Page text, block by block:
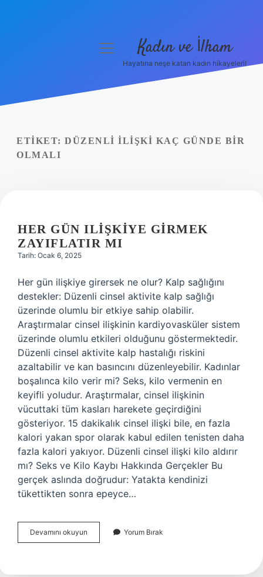
Yasal Uyarı
menüyü
Kadın ve İlham
Hayatına neşe katan kadın hikayeleri!
ETIKET: DÜZENLI ILIŞKI KAÇ GÜNDE BIR
OLMALI
HER GÜN ILIŞKIYE GIRMEK
ZAYIFLATIR MI
Tarih: Ocak 6, 2025
Her gün ilişkiye girersek ne olur? Kalp sağlığını
destekler: Düzenli cinsel aktivite kalp sağlığı
üzerinde olumlu bir etkiye sahip olabilir.
Araştırmalar cinsel ilişkinin kardiyovasküler sistem
üzerinde olumlu etkileri olduğunu göstermektedir.
Düzenli cinsel aktivite kalp hastalığı riskini
azaltabilir ve kan basıncını düzenleyebilir. Kadınlar
boşalınca kilo verir mi? Seks, kilo vermenin en
keyifli yoludur. Araştırmalar, cinsel ilişkinin
vücuttaki tüm kasları harekete geçirdiğini
gösteriyor. 15 dakikalık cinsel ilişki bile, en fazla
kalori yakan spor olarak kabul edilen tenisten daha
fazla kalori yakıyor. Düzenli cinsel ilişki kilo aldırır
mı? Seks ve Kilo Kaybı Hakkında Gerçekler Bu
gerçek aslında doğrudur: Yatakta kendinizi
tükettikten sonra epeyce…
Devamını okuyun
Gün
Zayıflatır
Yorum Bırak